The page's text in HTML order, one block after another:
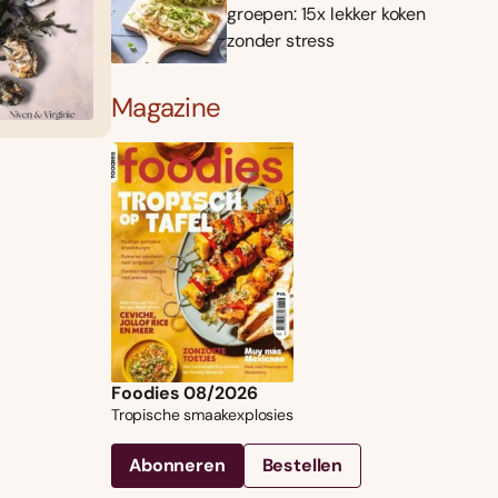
groepen: 15x lekker koken
zonder stress
Magazine
Foodies 08/2026
Tropische smaakexplosies
Abonneren Bestellen